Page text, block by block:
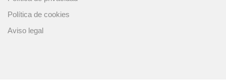
Política de cookies
Aviso legal